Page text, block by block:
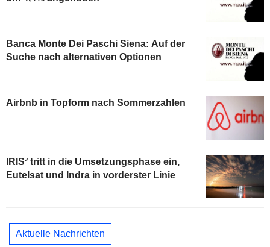
Banca Monte Dei Paschi Siena: Auf der
Suche nach alternativen Optionen
Airbnb in Topform nach Sommerzahlen
IRIS² tritt in die Umsetzungsphase ein,
Eutelsat und Indra in vorderster Linie
Aktuelle Nachrichten